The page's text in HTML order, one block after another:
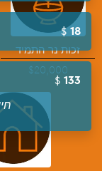
18
133
זכות נר התמיד
$20,000